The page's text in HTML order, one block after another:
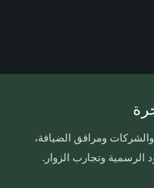
ومرافق الضيافة،
الرسمية وتجارب الزوار.